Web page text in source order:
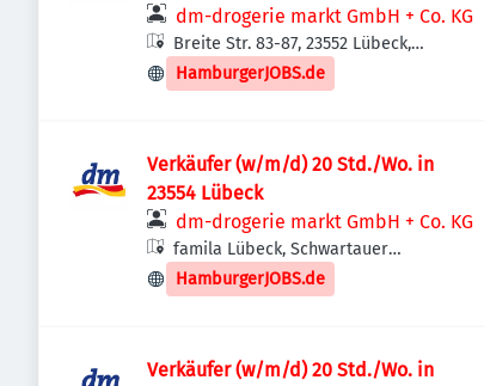
dm-drogerie markt GmbH + Co. KG
Breite Str. 83-87, 23552 Lübeck,
Deutschland
HamburgerJOBS.de
Verkäufer (w/m/d) 20 Std./Wo. in
23554 Lübeck
dm-drogerie markt GmbH + Co. KG
famila Lübeck, Schwartauer
Landstraße 4, 23554 Lübeck,
Deutschland
HamburgerJOBS.de
Verkäufer (w/m/d) 20 Std./Wo. in